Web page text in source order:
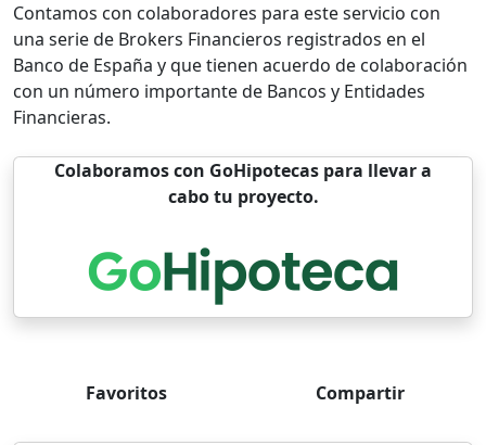
Contamos con colaboradores para este servicio con
una serie de Brokers Financieros registrados en el
Banco de España y que tienen acuerdo de colaboración
con un número importante de Bancos y Entidades
Financieras.
Colaboramos con GoHipotecas para llevar a
cabo tu proyecto.
Favoritos Compartir